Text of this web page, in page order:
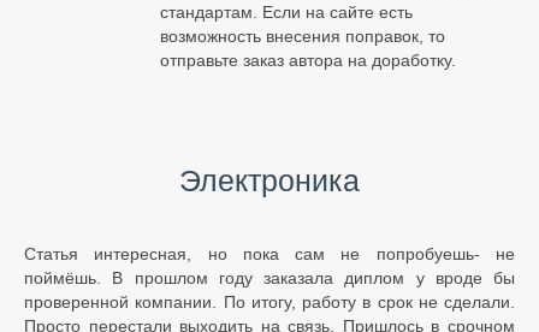
стандартам. Если на сайте есть
возможность внесения поправок, то
отправьте заказ автора на доработку.
Электроника
Статья интересная, но пока сам не попробуешь- не
поймёшь. В прошлом году заказала диплом у вроде бы
проверенной компании. По итогу, работу в срок не сделали.
Просто перестали выходить на связь. Пришлось в срочном